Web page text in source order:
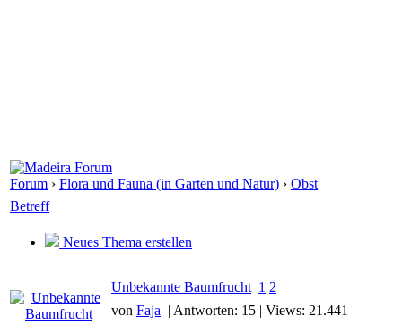
Forum › Flora und Fauna (in Garten und Natur) › Obst
Betreff
Neues Thema erstellen
Unbekannte Baumfrucht 1 2
von Faja | Antworten: 15 | Views: 21.441